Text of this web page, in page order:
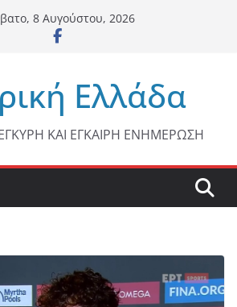
8 Αυγούστου, 2026
Ελλάδα
ΚΑΙ ΕΓΚΑΙΡΗ ΕΝΗΜΕΡΩΣΗ